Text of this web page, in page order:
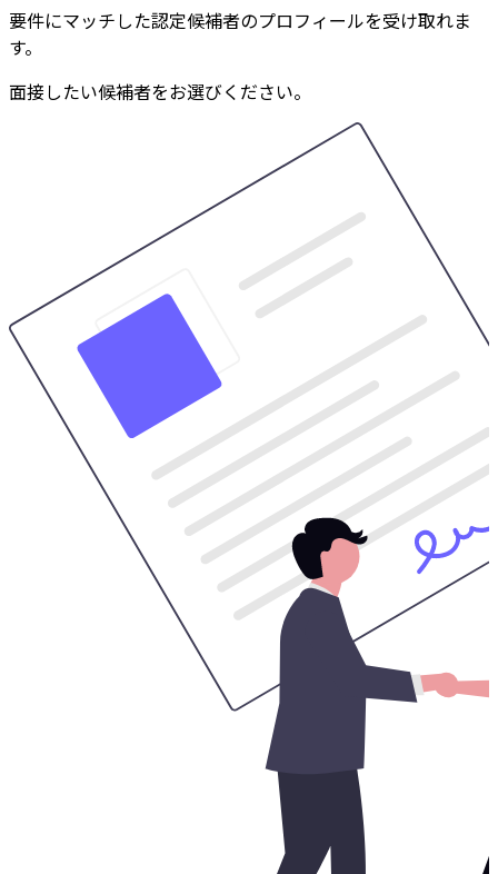
要件にマッチした認定候補者のプロフィールを受け取れま
す。
面接したい候補者をお選びください。